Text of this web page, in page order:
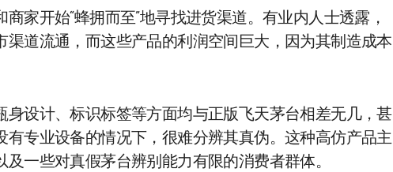
家开始“蜂拥而至”地寻找进货渠道。有业内人士透露，
道流通，而这些产品的利润空间巨大，因为其制造成本
设计、标识标签等方面均与正版飞天茅台相差无几，甚
专业设备的情况下，很难分辨其真伪。这种高仿产品主
一些对真假茅台辨别能力有限的消费者群体。